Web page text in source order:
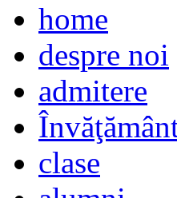
home
despre noi
admitere
clase